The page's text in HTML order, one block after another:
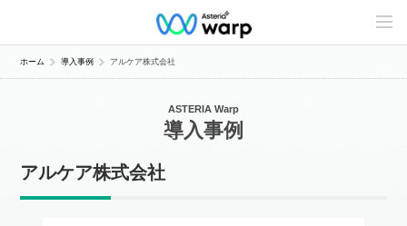
C
n
e
ホーム 導入事例 アルケア株式会社
ASTERIA Warp
導入事例
アルケア株式会社